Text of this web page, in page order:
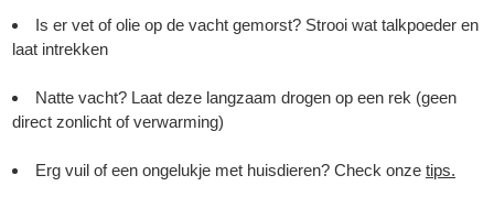
Is er vet of olie op de vacht gemorst? Strooi wat talkpoeder en
laat intrekken
Natte vacht? Laat deze langzaam drogen op een rek (geen
direct zonlicht of verwarming)
Erg vuil of een ongelukje met huisdieren? Check onze tips.